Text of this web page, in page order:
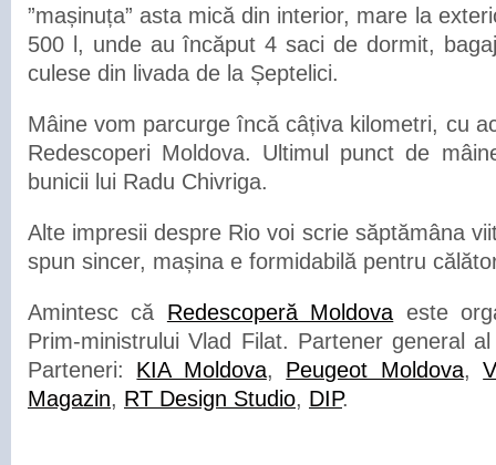
”mașinuța” asta mică din interior, mare la
500 l, unde au încăput 4 saci de dormit,
culese din livada de la Șeptelici.
Mâine vom parcurge încă câțiva kilometri, cu
Redescoperi Moldova. Ultimul punct de
bunicii lui Radu Chivriga.
Alte impresii despre Rio voi scrie săptămâna
spun sincer, mașina e formidabilă pentru
Amintesc că Redescoperă Moldova este
Prim-ministrului Vlad Filat. Partener general
Parteneri: KIA Moldova, Peugeot Moldova,
Magazin, RT Design Studio, DIP.